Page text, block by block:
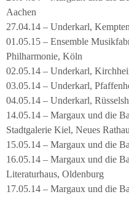
Aachen
27.04.14 – Underkarl, Kempten
01.05.15 – Ensemble
Philharmonie, Köln
02.05.14 – Underkarl,
03.05.14 – Underkarl,
04.05.14 – Underkarl,
14.05.14 – Margaux und die
Stadtgalerie Kiel, Neues
15.05.14 – Margaux und die
16.05.14 – Margaux und die
Literaturhaus, Oldenburg
17.05.14 – Margaux und die